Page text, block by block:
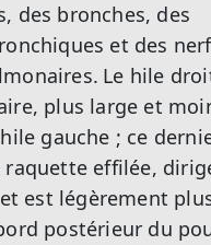
des bronches, des
et des
Le hile
plus large et
gauche ; ce
raquette effilée,
est légèrement
postérieur du